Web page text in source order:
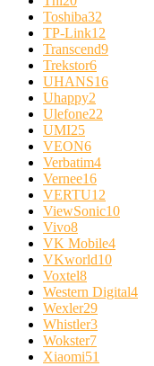
Toshiba32
TP-Link12
Transcend9
Trekstor6
UHANS16
Uhappy2
Ulefone22
UMI25
VEON6
Verbatim4
Vernee16
VERTU12
ViewSonic10
Vivo8
VK Mobile4
VKworld10
Voxtel8
Western Digital4
Wexler29
Whistler3
Wokster7
Xiaomi51